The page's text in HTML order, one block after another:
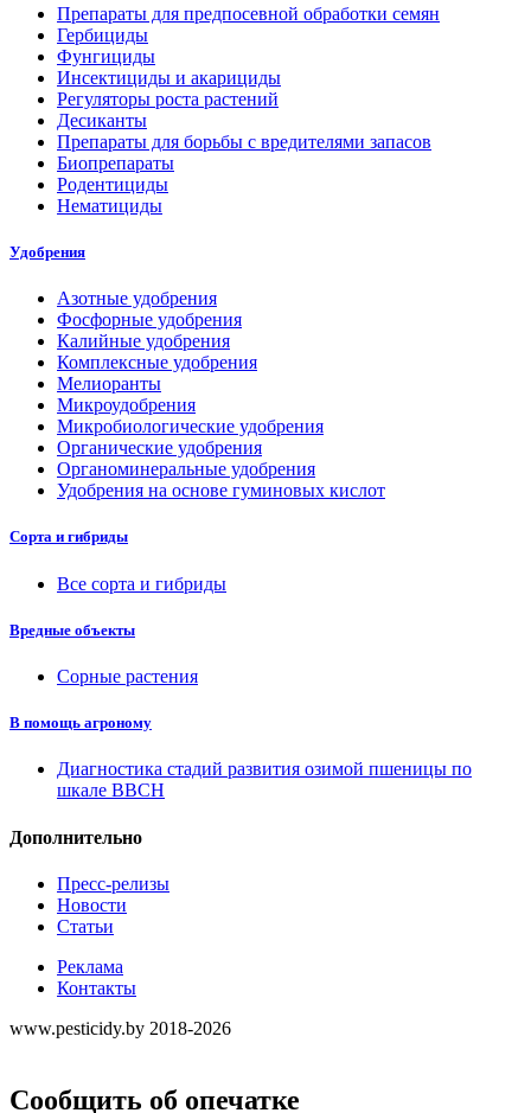
Препараты для предпосевной обработки семян
Гербициды
Фунгициды
Инсектициды и акарициды
Регуляторы роста растений
Десиканты
Препараты для борьбы с вредителями запасов
Биопрепараты
Родентициды
Нематициды
Удобрения
Азотные удобрения
Фосфорные удобрения
Калийные удобрения
Комплексные удобрения
Мелиоранты
Микроудобрения
Микробиологические удобрения
Органические удобрения
Органоминеральные удобрения
Удобрения на основе гуминовых кислот
Сорта и гибриды
Все сорта и гибриды
Вредные объекты
Сорные растения
В помощь агроному
Диагностика стадий развития озимой пшеницы по
шкале ВВСН
Дополнительно
Пресс-релизы
Новости
Статьи
Реклама
Контакты
www.pesticidy.by 2018-2026
Сообщить об опечатке